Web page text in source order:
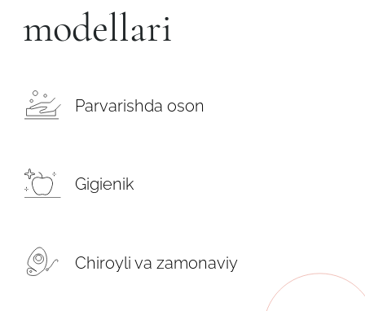
modellari
Parvarishda oson
Gigienik
Chiroyli va zamonaviy